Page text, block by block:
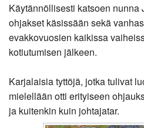
Käytännöllisesti katsoen
ohjakset käsissään sekä
evakkovuosien kaikissa
kotiutumisen jälkeen.
Karjalaisia tyttöjä, jotka tulivat
mielellään otti erityiseen
ja kuitenkin kuin johtajatar.